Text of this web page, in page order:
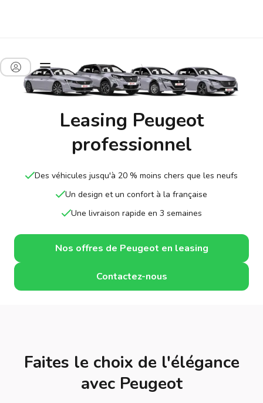
Leasing Peugeot
professionnel
Des véhicules jusqu'à 20 % moins chers que les neufs
Un design et un confort à la française
Une livraison rapide en 3 semaines
Nos offres de Peugeot en leasing
Contactez-nous
Faites le choix de l'élégance
avec Peugeot